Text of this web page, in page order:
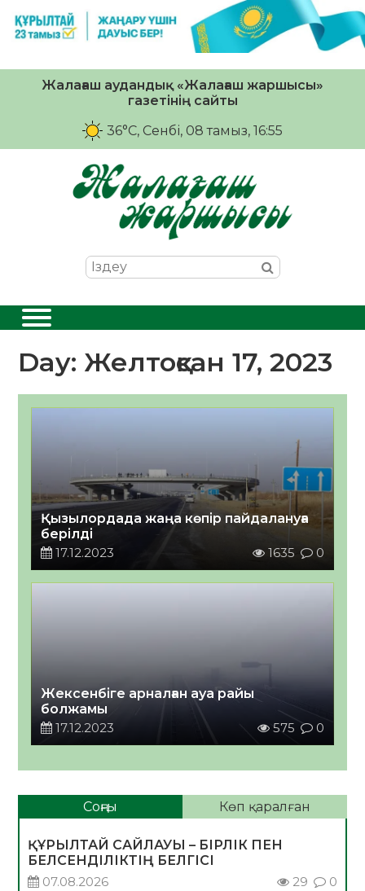
Жалағаш аудандық «Жалағаш жаршысы»
газетінің сайты
36°C, Сенбі, 08 тамыз, 16:55
Day: Желтоқсан 17, 2023
Қызылордада жаңа көпір пайдалануға
берілді
17.12.2023
1635 0
Жексенбіге арналған ауа райы
болжамы
17.12.2023
575 0
Соңғы Көп қаралған
ҚҰРЫЛТАЙ САЙЛАУЫ – БІРЛІК ПЕН
БЕЛСЕНДІЛІКТІҢ БЕЛГІСІ
07.08.2026
29 0